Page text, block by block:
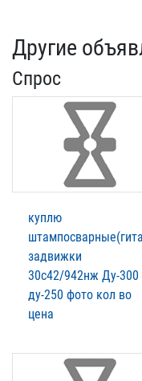
Другие
Спрос
куплю
задвижки
30с42/942нж Ду-300
ду-250 фото кол во
цена